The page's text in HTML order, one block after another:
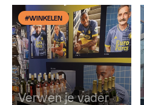
#WINKELEN
Verwen je vader